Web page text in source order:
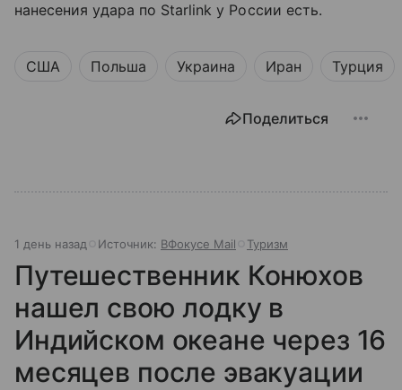
нанесения удара по Starlink у России есть.
США Польша Украина Иран Турция
Поделиться
1 день назад Источник: ВФокусе Mail Туризм
Путешественник Конюхов
нашел свою лодку в
Индийском океане через 16
месяцев после эвакуации